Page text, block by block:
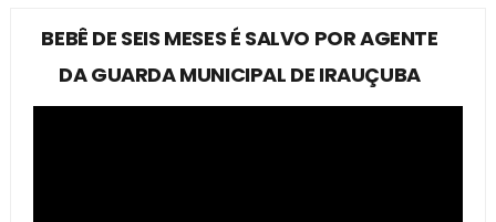
BEBÊ DE SEIS MESES É SALVO POR AGENTE
DA GUARDA MUNICIPAL DE IRAUÇUBA